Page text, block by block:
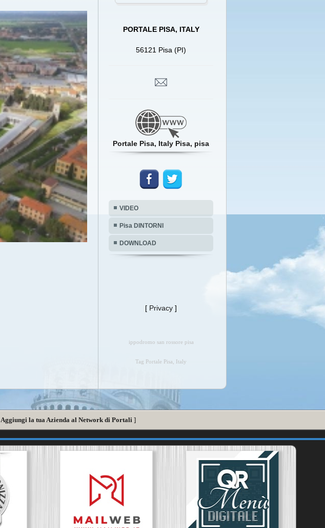
PORTALE PISA, ITALY
56121 Pisa (PI)
Portale Pisa, Italy Pisa, pisa
VIDEO
Pisa DINTORNI
DOWNLOAD
[ Privacy ]
ippodromo san rossore pisa
Tag Portale Pisa, Italy
Aggiungi la tua Azienda al Network di Portali ]